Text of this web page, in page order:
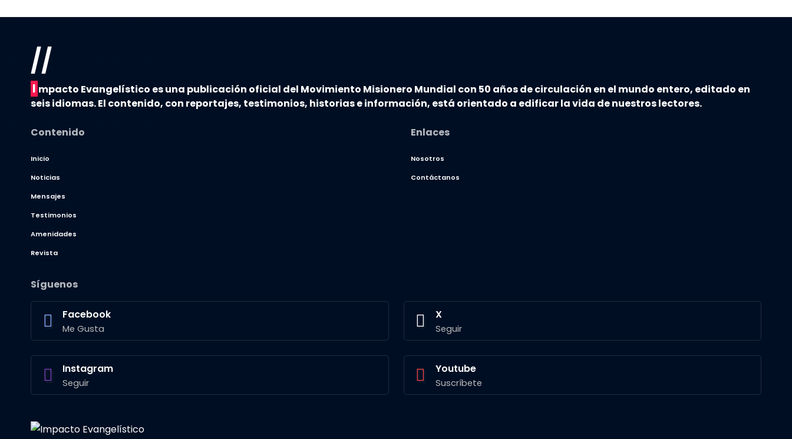
//
I mpacto Evangelístico es una publicación oficial del Movimiento Misionero Mundial con 50 años de circulación en el mundo entero, editado en
seis idiomas. El contenido, con reportajes, testimonios, historias e información, está orientado a edificar la vida de nuestros lectores.
Contenido
Inicio
Noticias
Mensajes
Testimonios
Amenidades
Revista
Enlaces
Nosotros
Contáctanos
Síguenos
Facebook
Me Gusta
X
Seguir
Instagram
Seguir
Youtube
Suscríbete